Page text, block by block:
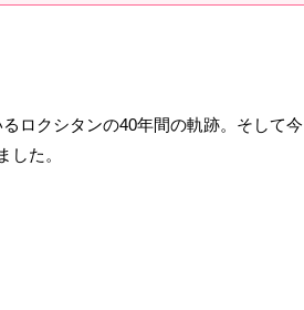
ロクシタンの40年間の軌跡。そして今
した。